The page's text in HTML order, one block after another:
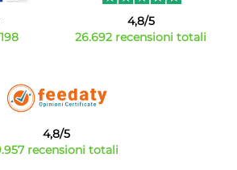
4,8/5
26.692 recensioni totali
4,8/5
recensioni totali